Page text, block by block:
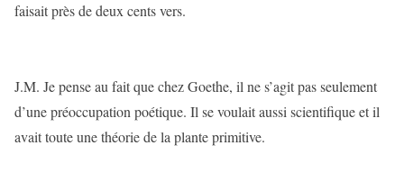
faisait près de deux cents vers.
J.M. Je pense au fait que chez Goethe, il ne s’agit pas seulement
d’une préoccupation poétique. Il se voulait aussi scientifique et il
avait toute une théorie de la plante primitive.